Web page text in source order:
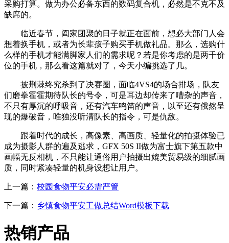
采购打算。做为办公必备东西的数码复合机，必然是不克不及
缺席的。
临近春节，阖家团聚的日子就正在面前，想必大部门人会
想着换手机，或者为长辈孩子购买手机做礼品。那么，选购什
么样的手机才能满脚家人们的需求呢？若是你考虑的是两千价
位的手机，那么看这篇就对了，今天小编挑选了几。
披荆棘终究杀到了决赛圈，面临4VS4的场合排场，队友
们磨拳霍霍期待队长的号令，可是耳边却传来了嘈杂的声音，
不只有厚沉的呼吸音，还有汽车鸣笛的声音，以至还有俄然呈
现的爆破音，唯独没听清队长的指令，可是仇敌。
跟着时代的成长，高像素、高画质、轻量化的拍摄体验已
成为摄影人群的遍及逃求，GFX 50S II做为富士旗下第五款中
画幅无反相机，不只能让通俗用户拍摄出媲美贸易级的细腻画
质，同时紧凑轻量的机身设想让用户。
上一篇： 校园食物平安必需严管
下一篇： 乡镇食物平安工做总结Word模板下载
热销产品